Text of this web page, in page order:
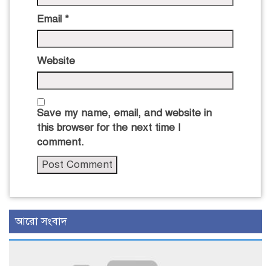
Email *
Website
Save my name, email, and website in
this browser for the next time I
comment.
আরো সংবাদ